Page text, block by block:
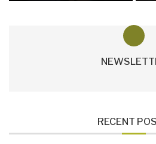
RECENT